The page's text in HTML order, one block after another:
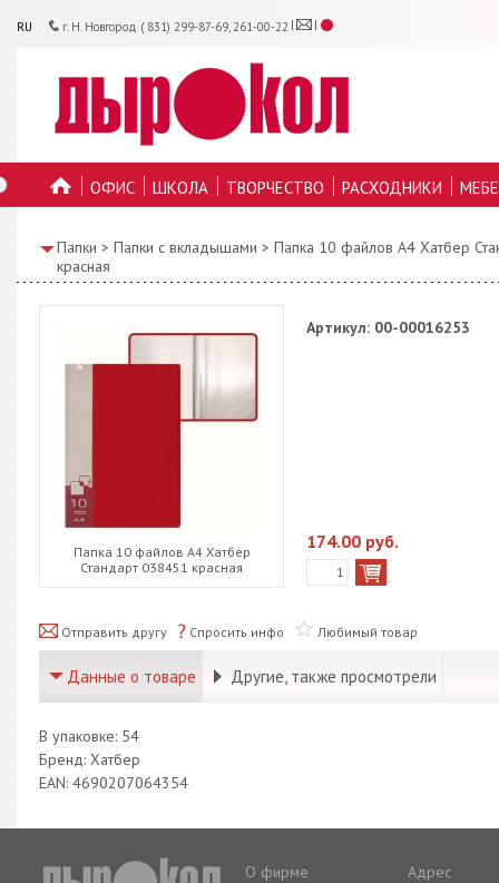
RU г. Н. Новгород ( 831) 299-87-69, 261-00-22
ОФИС ШКОЛА ТВОРЧЕСТВО РАСХОДНИКИ
Папки > Папки с вкладышами > Папка 10 файлов А4 Хатбер
красная
Папка 10 файлов А4 Хатбер
Стандарт 038451 красная
Артикул: 00-00016253
174.00 руб.
Отправить другу Спросить инфо Любимый товар
Данные о товаре Другие, также просмотрели
В упаковке: 54
Бренд: Хатбер
EAN: 4690207064354
О фирме
Адрес